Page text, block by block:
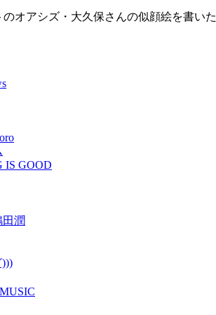
のオアシズ・大久保さんの似顔絵を書い
IS GOOD
田潤